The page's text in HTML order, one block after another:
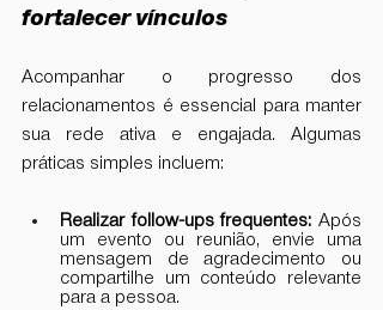
fortalecer vínculos
Acompanhar o progresso dos
relacionamentos é essencial para manter
sua rede ativa e engajada. Algumas
práticas simples incluem:
Realizar follow-ups frequentes: Após
um evento ou reunião, envie uma
mensagem de agradecimento ou
compartilhe um conteúdo relevante
para a pessoa.